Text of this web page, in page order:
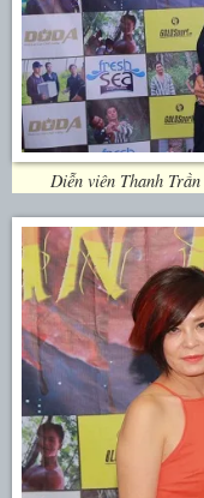
Diễn viên Thanh